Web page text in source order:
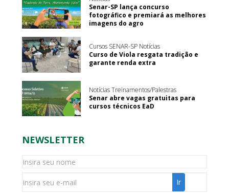
Senar-SP lança concurso
fotográfico e premiará as melhores
imagens do agro
Cursos SENAR-SP Notícias
Curso de Viola resgata tradição e
garante renda extra
Notícias Treinamentos/Palestras
Senar abre vagas gratuitas para
cursos técnicos EaD
NEWSLETTER